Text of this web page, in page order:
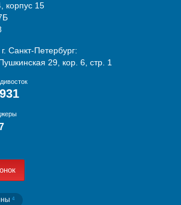
корпус 15
Санкт-Петербург:
29, кор. 6, стр. 1
4